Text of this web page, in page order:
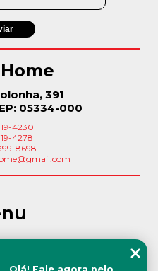
391
05334-000
4230
4278
8698